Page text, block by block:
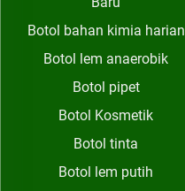
Botol bahan kimia harian
Botol lem anaerobik
Botol pipet
Botol Kosmetik
Botol tinta
Botol lem putih